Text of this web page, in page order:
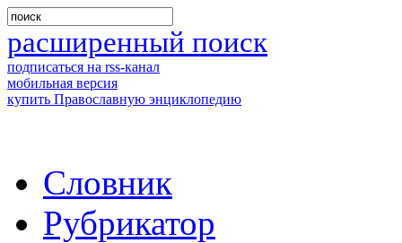
расширенный поиск
подписаться на rss-канал
мобильная версия
купить Православную энциклопедию
Словник
Рубрикатор